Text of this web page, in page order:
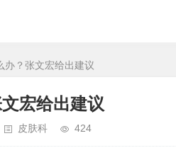
办？张文宏给出建议
宏给出建议
皮肤科 424